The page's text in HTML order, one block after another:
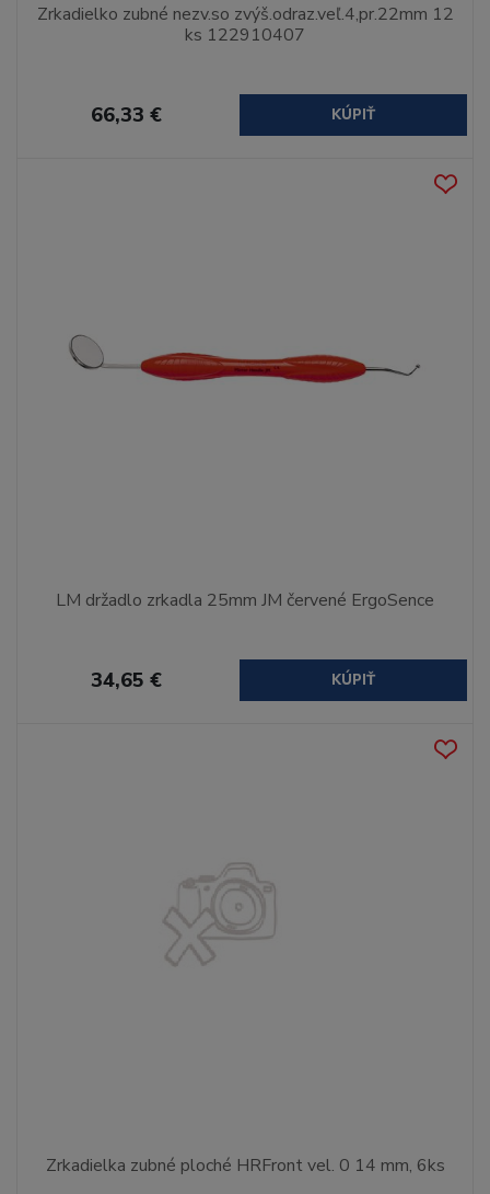
Zrkadielko zubné nezv.so zvýš.odraz.veľ.4,pr.22mm 12
ks 122910407
66,33 € KÚPIŤ
LM držadlo zrkadla 25mm JM červené ErgoSence
34,65 € KÚPIŤ
Zrkadielka zubné ploché HRFront vel. 0 14 mm, 6ks